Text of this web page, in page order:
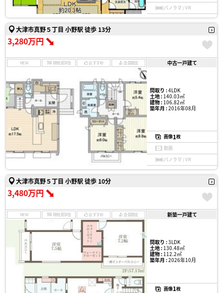
パノラマ / VR
大津市真野５丁目 小野駅 徒歩 13分
3,280万円
NEW 現地見学会 おすすめ 会員限定 中古一戸建て
間取り :4LDK
土地 :140.03㎡
建物 :106.82㎡
築年月 :2016年08月
画像1枚
動画
パノラマ / VR
大津市真野５丁目 小野駅 徒歩 10分
3,480万円
NEW 現地見学会 おすすめ 会員限定 新築一戸建て
間取り :3LDK
土地 :130.48㎡
建物 :112.2㎡
築年月 :2026年10月
画像1枚